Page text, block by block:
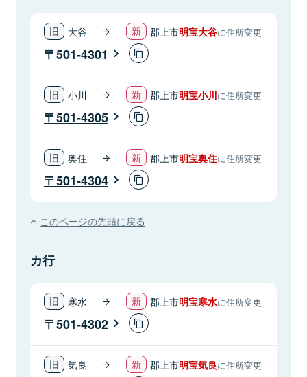
大谷 郡上市明宝大谷に住所変更
501-4301
小川 郡上市明宝小川に住所変更
501-4305
奥住 郡上市明宝奥住に住所変更
501-4304
このページの先頭に戻る
カ行
寒水 郡上市明宝寒水に住所変更
501-4302
気良 郡上市明宝気良に住所変更